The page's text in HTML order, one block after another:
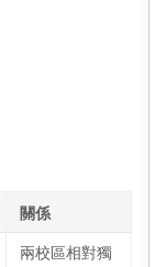
關係
兩校區相對獨